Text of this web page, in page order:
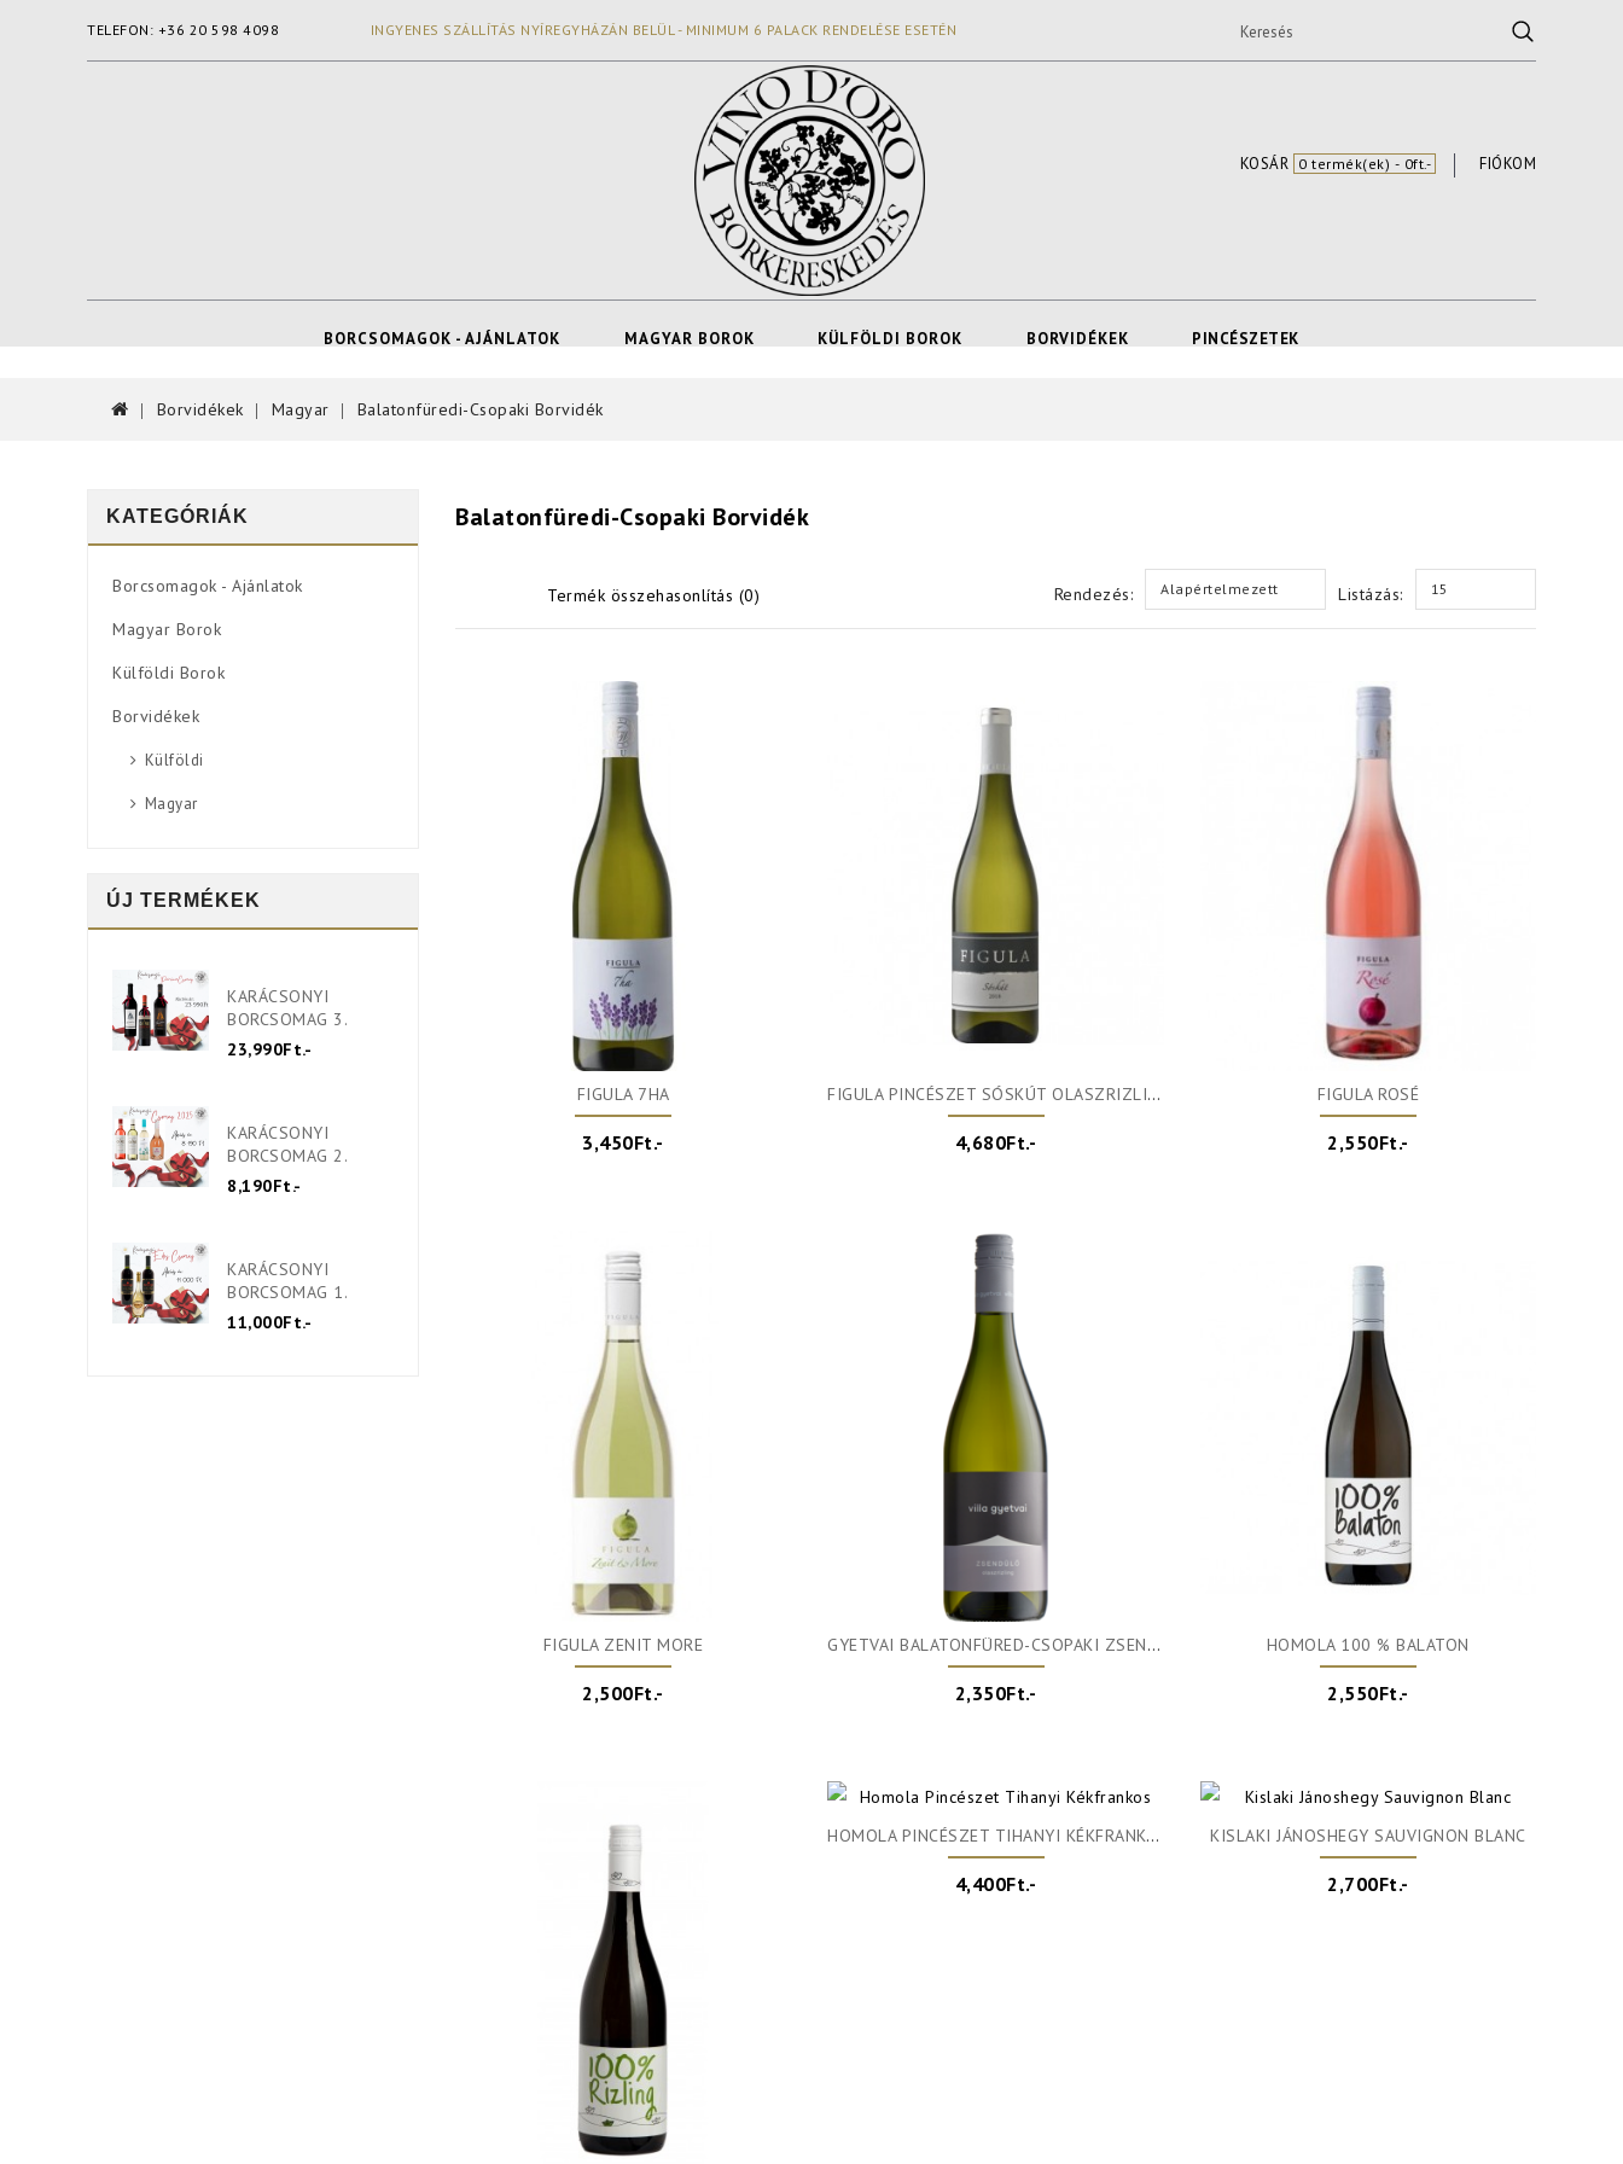
TELEFON: +36 20 598 4098 INGYENES SZÁLLÍTÁS NYÍREGYHÁZÁN BELÜL - MINIMUM 6 PALACK RENDELÉSE ESETÉN
FIÓKOM
KOSÁR 0 termék(ek) - 0ft.-
BORCSOMAGOK - AJÁNLATOK MAGYAR BOROK KÜLFÖLDI BOROK BORVIDÉKEK PINCÉSZETEK
Borvidékek Magyar Balatonfüredi-Csopaki Borvidék
KATEGÓRIÁK
Borcsomagok - Ajánlatok
Magyar Borok
Külföldi Borok
Borvidékek
Külföldi
Magyar
ÚJ TERMÉKEK
KARÁCSONYI
BORCSOMAG 3.
23,990Ft.-
KARÁCSONYI
BORCSOMAG 2.
8,190Ft.-
KARÁCSONYI
BORCSOMAG 1.
11,000Ft.-
Balatonfüredi-Csopaki Borvidék
Termék összehasonlítás (0) Rendezés: Alapértelmezett Listázás: 15
FIGULA 7HA
3,450Ft.-
FIGULA PINCÉSZET SÓSKÚT OLASZRIZLING
4,680Ft.-
FIGULA ROSÉ
2,550Ft.-
FIGULA ZENIT MORE
2,500Ft.-
GYETVAI BALATONFÜRED-CSOPAKI ZSENDÜLŐ OLASZRIZLING
2,350Ft.-
HOMOLA 100 % BALATON
2,550Ft.-
HOMOLA PINCÉSZET TIHANYI KÉKFRANKOS
4,400Ft.-
KISLAKI JÁNOSHEGY SAUVIGNON BLANC
2,700Ft.-